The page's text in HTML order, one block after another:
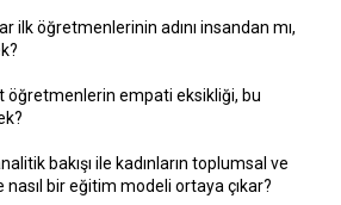
ilk öğretmenlerinin adını insandan mı,
öğretmenlerin empati eksikliği, bu
bakışı ile kadınların toplumsal ve
nasıl bir eğitim modeli ortaya çıkar?